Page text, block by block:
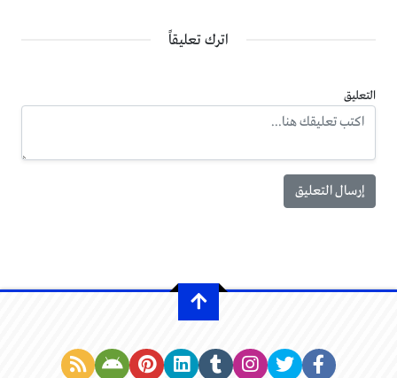
اترك تعليقاً
التعليق